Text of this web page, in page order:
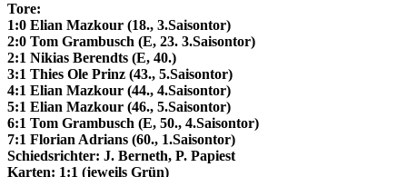
Tore:
1:0 Elian Mazkour (18., 3.Saisontor)
2:0 Tom Grambusch (E, 23. 3.Saisontor)
2:1 Nikias Berendts (E, 40.)
3:1 Thies Ole Prinz (43., 5.Saisontor)
4:1 Elian Mazkour (44., 4.Saisontor)
5:1 Elian Mazkour (46., 5.Saisontor)
6:1 Tom Grambusch (E, 50., 4.Saisontor)
7:1 Florian Adrians (60., 1.Saisontor)
Schiedsrichter: J. Berneth, P. Papiest
Karten: 1:1 (jeweils Grün)